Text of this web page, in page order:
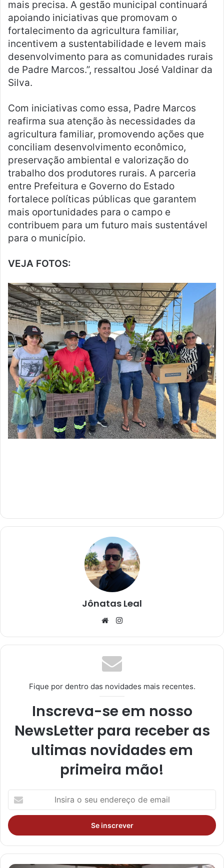
mais precisa. A gestão municipal continuará
apoiando iniciativas que promovam o
fortalecimento da agricultura familiar,
incentivem a sustentabilidade e levem mais
desenvolvimento para as comunidades rurais
de Padre Marcos.”, ressaltou José Valdinar da
Silva.
Com iniciativas como essa, Padre Marcos
reafirma sua atenção às necessidades da
agricultura familiar, promovendo ações que
conciliam desenvolvimento econômico,
preservação ambiental e valorização do
trabalho dos produtores rurais. A parceria
entre Prefeitura e Governo do Estado
fortalece políticas públicas que garantem
mais oportunidades para o campo e
contribuem para um futuro mais sustentável
para o município.
VEJA FOTOS:
Jônatas Leal
We
te
ra
Fique por dentro das novidades mais recentes.
Inscreva-se em nosso
NewsLetter para receber as
ultimas novidades em
primeira mão!
i
a